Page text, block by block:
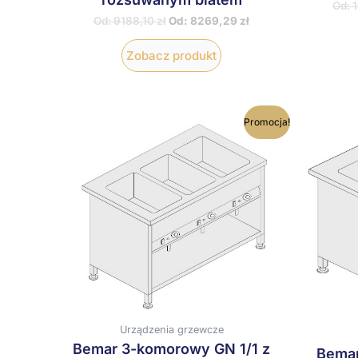
Od:9188,10zł Od: 8269,29 zł
Zobacz produkt
Od:
Promocja!
Urządzenia grzewcze
Bemar 3-komorowy GN 1/1 z
produkt
ma
wiele
wariantów.
Opcje
można
wybrać
stronie